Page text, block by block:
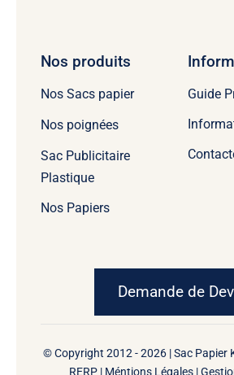
Nos produits
Nos Sacs papier
Nos poignées
Sac Publicitaire
Plastique
Nos Papiers
Guide
Demande de
© Copyright 2012 - 2026 | Sac Papier
RERP | Méntions Légales |